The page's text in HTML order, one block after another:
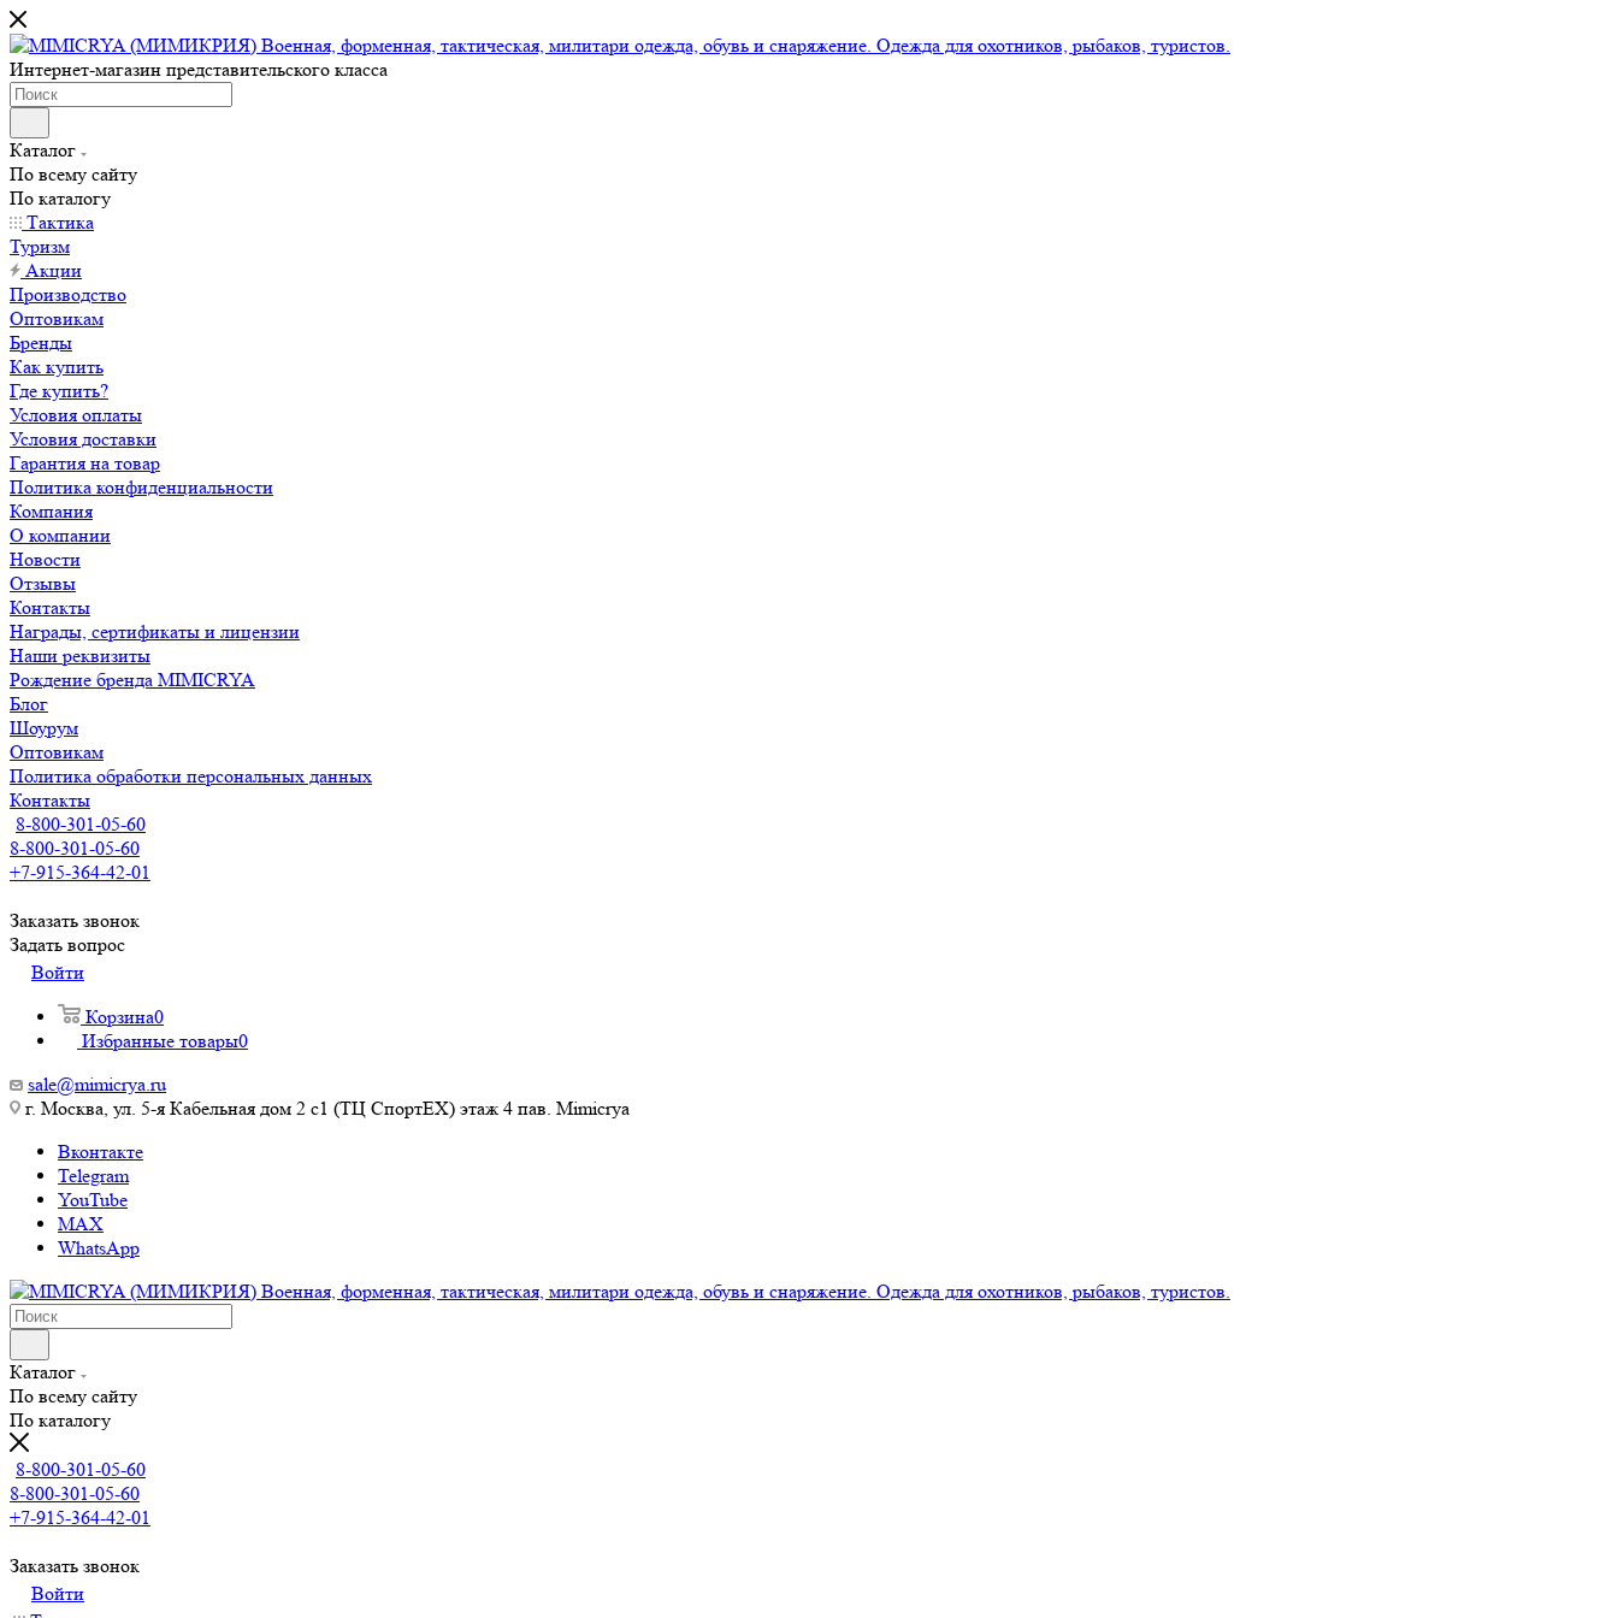
Интернет-магазин представительского класса
Каталог
По всему сайту
По каталогу
Тактика
Туризм
Акции
Производство
Оптовикам
Бренды
Как купить
Где купить?
Условия оплаты
Условия доставки
Гарантия на товар
Политика конфиденциальности
Компания
О компании
Новости
Отзывы
Контакты
Награды, сертификаты и лицензии
Наши реквизиты
Рождение бренда MIMICRYA
Блог
Шоурум
Оптовикам
Политика обработки персональных данных
Контакты
8-800-301-05-60
8-800-301-05-60
+7-915-364-42-01
Заказать звонок
Задать вопрос
Войти
Корзина0
Избранные товары0
sale@mimicrya.ru
г. Москва, ул. 5-я Кабельная дом 2 с1 (ТЦ СпортEX) этаж 4 пав. Mimicrya
Вконтакте
Telegram
YouTube
MAX
WhatsApp
Каталог
По всему сайту
По каталогу
8-800-301-05-60
8-800-301-05-60
+7-915-364-42-01
Заказать звонок
Войти